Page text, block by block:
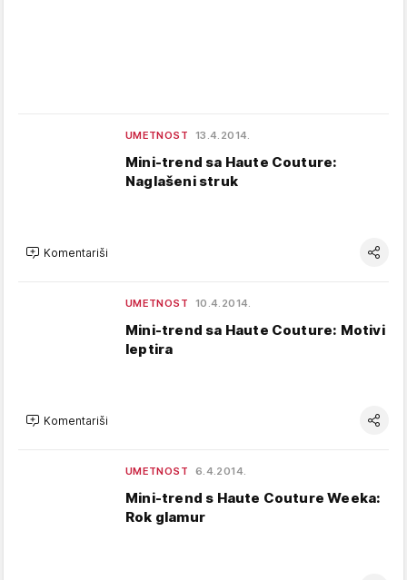
UMETNOST 13.4.2014.
Mini-trend sa Haute Couture:
Naglašeni struk
Komentariši
UMETNOST 10.4.2014.
Mini-trend sa Haute Couture: Motivi
leptira
Komentariši
UMETNOST 6.4.2014.
Mini-trend s Haute Couture Weeka:
Rok glamur